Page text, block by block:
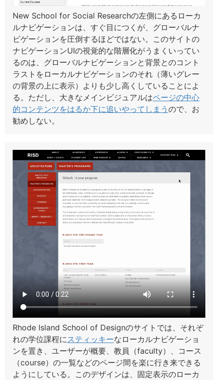
New School for Social Researchの左側にあるローカ
ルナビゲーションは、すぐ目につくが、グローバルナ
ビゲーションを圧倒するほどではない。このサイトの
ナビゲーションUIの視覚的な階層化がうまくいってい
るのは、グローバルナビゲーションと背景とのコント
ラストをローカルナビゲーションのそれ（薄いグレー
の背景の上に表示）よりも少し高くしていることによ
る。ただし、大きなメインビジュアルはページの中心
的コンテンツをはるか下に追いやってしまう ので、お
勧めしない。
Rhode Island School of Designのサイトでは、それぞ
れの学位課程に スティッキーなローカルナビゲーショ
ンを置き、ユーザーが概要、教員（faculty）、コース
（course）の一覧などのページ間を楽に行き来できる
ようにしている。このデザインは、固定表示のローカ